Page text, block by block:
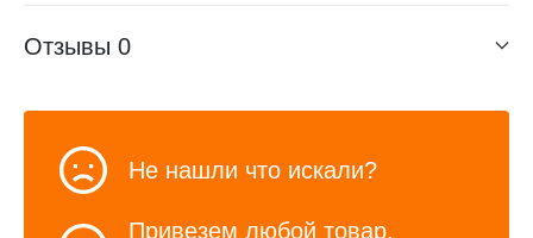
Отзывы 0
Не нашли что искали?
Привезем любой товар,